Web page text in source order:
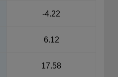
-4.22
6.12
17.58